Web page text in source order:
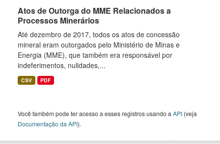
Atos de Outorga do MME Relacionados a
Processos Minerários
Até dezembro de 2017, todos os atos de concessão
mineral eram outorgados pelo Ministério de Minas e
Energia (MME), que também era responsável por
indeferimentos, nulidades,...
CSV PDF
Você também pode ter acesso a esses registros usando a API (veja
Documentação da API).